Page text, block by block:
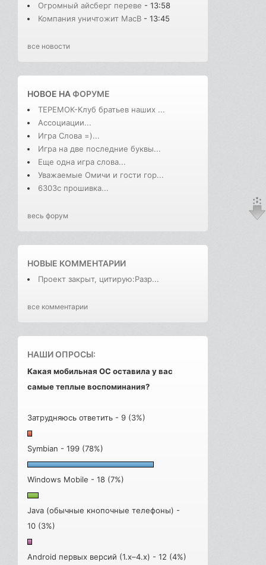
Огромный айсберг переве - 13:58
Компания уничтожит MacB - 13:45
все новости
НОВОЕ НАФОРУМЕ
ТЕРЕМОК-Клуб братьев наших ...
Ассоциации...
Игра Слова =)...
Игра на две последние буквы...
Еще одна игра слова...
Уважаемые Омичи и гости гор...
6303с прошивка...
весь форум
НОВЫЕ КОММЕНТАРИИ
Проект закрыт, цитирую:Разр...
все комментарии
НАШИ ОПРОСЫ:
Какая мобильная ОС оставила у вас
самые теплые воспоминания?
Затрудняюсь ответить - 9 (3%)
Symbian - 199 (78%)
Windows Mobile - 18 (7%)
Java (обычные кнопочные телефоны) -
10 (3%)
Android первых версий (1.x–4.x) - 12 (4%)